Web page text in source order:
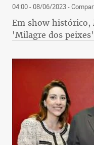
04:00 - 08/06/2023-
Em show
'Milagre dos